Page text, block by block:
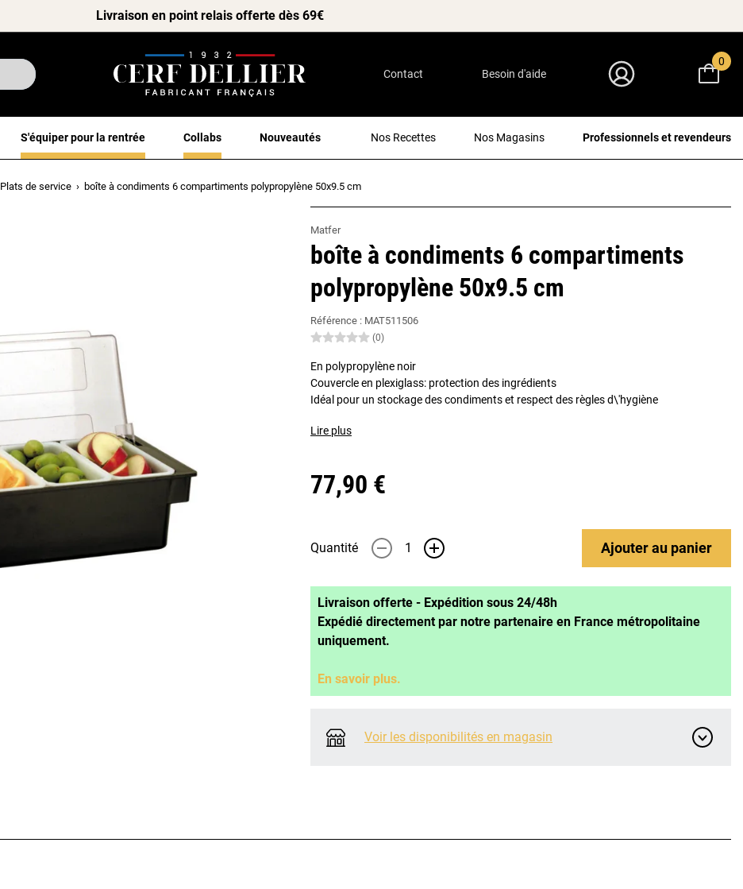
Livraison en point relais offerte dès 69€
Contact Besoin d'aide
0
S'équiper pour la rentrée Collabs Nouveautés Nos Recettes Nos Magasins Professionnels et revendeurs
Plats de service boîte à condiments 6 compartiments polypropylène 50x9.5 cm
Matfer
boîte à condiments 6 compartiments
polypropylène 50x9.5 cm
Référence : MAT511506
(0)
En polypropylène noir
Couvercle en plexiglass: protection des ingrédients
Idéal pour un stockage des condiments et respect des règles d\'hygiène
Lire plus
77,90 €
Quantité - + Ajouterau panier
Livraison offerte - Expédition sous 24/48h
Expédié directement par notre partenaire en France métropolitaine
uniquement.
En savoir plus.
Voir les disponibilités en magasin